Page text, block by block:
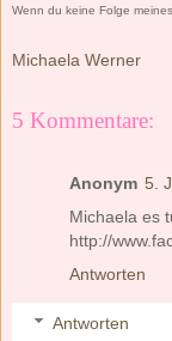
Wenn du keine Folge
Michaela Werner
5 Kommentare:
Anonym 5.
Michaela es
http://
Antworten
Antworten